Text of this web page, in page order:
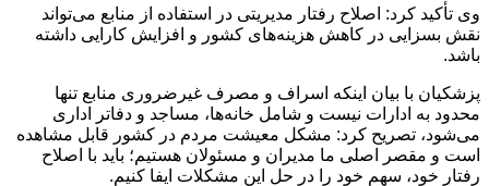
وی تأکید کرد: اصلاح رفتار مدیریتی در استفاده از منابع می‌تواند
نقش بسزایی در کاهش هزینه‌های کشور و افزایش کارایی داشته
باشد.
پزشکیان با بیان اینکه اسراف و مصرف غیرضروری منابع تنها
محدود به ادارات نیست و شامل خانه‌ها، مساجد و دفاتر اداری
می‌شود، تصریح کرد: مشکل معیشت مردم در کشور قابل مشاهده
است و مقصر اصلی ما مدیران و مسئولان هستیم؛ باید با اصلاح
رفتار خود، سهم خود را در حل این مشکلات ایفا کنیم.